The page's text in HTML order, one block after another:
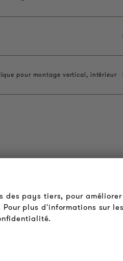
pour montage vertical, intérieur
Vente
Protection
pays tiers, pour
plus d'informations sur